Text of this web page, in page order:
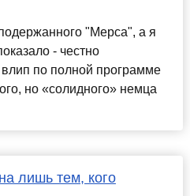
"Мерса", а я
- честно
по полной программе
но «солидного» немца
лишь тем, кого